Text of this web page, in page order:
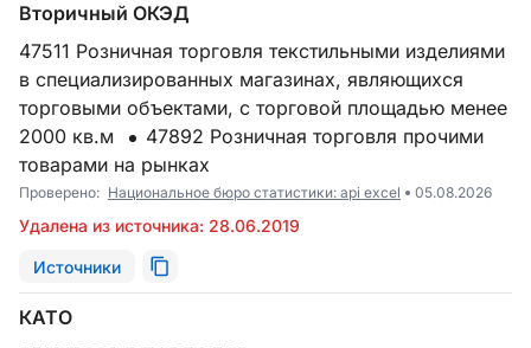
Вторичный ОКЭД
47511 Розничная торговля текстильными изделиями
в специализированных магазинах, являющихся
торговыми объектами, с торговой площадью менее
2000 кв.м
47892 Розничная торговля прочими
товарами на рынках
Проверено: Национальное бюро статистики: api excel 05.08.2026
Удалена из источника: 28.06.2019
Источники
КАТО